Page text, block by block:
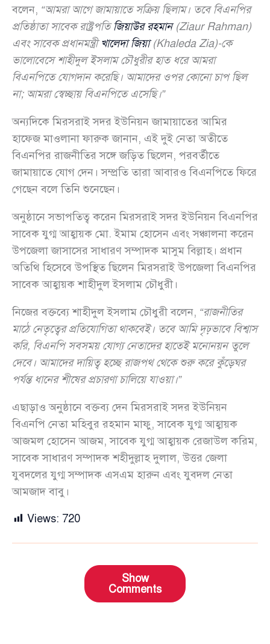
বলেন, “আমরা আগে জামায়াতে সক্রিয় ছিলাম। তবে বিএনপির
প্রতিষ্ঠাতা সাবেক রাষ্ট্রপতিজিয়াউর রহমান(Ziaur Rahman)
এবং সাবেক প্রধানমন্ত্রীখালেদা জিয়া(Khaleda Zia)-কে
ভালোবেসে শাহীদুল ইসলাম চৌধুরীর হাত ধরে আমরা
বিএনপিতে যোগদান করেছি। আমাদের ওপর কোনো চাপ ছিল
না; আমরা স্বেচ্ছায় বিএনপিতে এসেছি।”
অন্যদিকে মিরসরাই সদর ইউনিয়ন জামায়াতের আমির
হাফেজ মাওলানা ফারুক জানান, এই দুই নেতা অতীতে
বিএনপির রাজনীতির সঙ্গে জড়িত ছিলেন, পরবর্তীতে
জামায়াতে যোগ দেন। সম্প্রতি তারা আবারও বিএনপিতে ফিরে
গেছেন বলে তিনি শুনেছেন।
অনুষ্ঠানে সভাপতিত্ব করেন মিরসরাই সদর ইউনিয়ন বিএনপির
সাবেক যুগ্ম আহ্বায়ক মো. ইমাম হোসেন এবং সঞ্চালনা করেন
উপজেলা জাসাসের সাধারণ সম্পাদক মাসুম বিল্লাহ। প্রধান
অতিথি হিসেবে উপস্থিত ছিলেন মিরসরাই উপজেলা বিএনপির
সাবেক আহ্বায়ক শাহীদুল ইসলাম চৌধুরী।
নিজের বক্তব্যে শাহীদুল ইসলাম চৌধুরী বলেন, “রাজনীতির
মাঠে নেতৃত্বের প্রতিযোগিতা থাকবেই। তবে আমি দৃঢ়ভাবে বিশ্বাস
করি, বিএনপি সবসময় যোগ্য নেতাদের হাতেই মনোনয়ন তুলে
দেবে। আমাদের দায়িত্ব হচ্ছে রাজপথ থেকে শুরু করে কুঁড়েঘর
পর্যন্ত ধানের শীষের প্রচারণা চালিয়ে যাওয়া।”
এছাড়াও অনুষ্ঠানে বক্তব্য দেন মিরসরাই সদর ইউনিয়ন
বিএনপি নেতা মহিবুর রহমান মাফু, সাবেক যুগ্ম আহ্বায়ক
আজমল হোসেন আজম, সাবেক যুগ্ম আহ্বায়ক রেজাউল করিম,
সাবেক সাধারণ সম্পাদক শহীদুল্লাহ দুলাল, উত্তর জেলা
যুবদলের যুগ্ম সম্পাদক এসএম হারুন এবং যুবদল নেতা
আমজাদ বাবু।
Views: 720
Show
Comments